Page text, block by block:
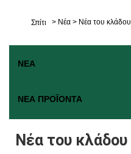
Σπίτι > Νέα > Νέα του κλάδου
ΝΈΑ
ΝΈΑ ΠΡΟΪΌΝΤΑ
Νέα του κλάδου